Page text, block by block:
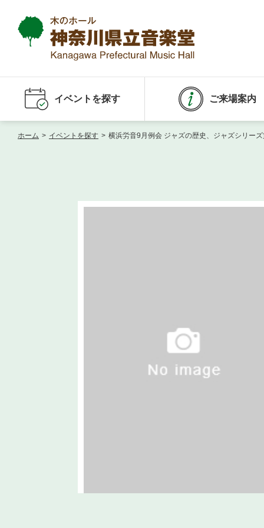
イベントを探す ご来場案内
ホーム > イベントを探す > 横浜労音9月例会 ジャズの歴史、ジャズシリー